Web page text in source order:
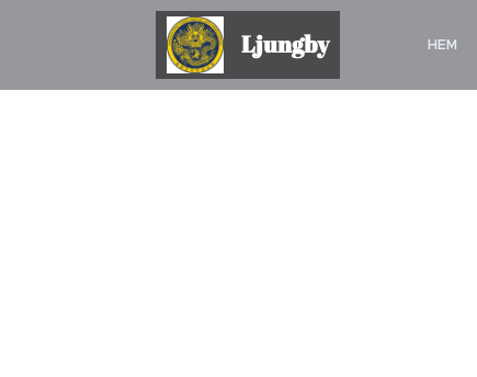
Ljungby HEM